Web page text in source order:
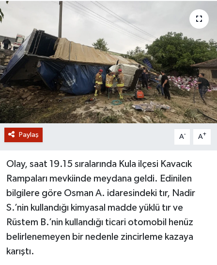
Paylaş A- A+
Olay, saat 19.15 sıralarında Kula ilçesi Kavacık
Rampaları mevkiinde meydana geldi. Edinilen
bilgilere göre Osman A. idaresindeki tır, Nadir
S.’nin kullandığı kimyasal madde yüklü tır ve
Rüstem B.’nin kullandığı ticari otomobil henüz
belirlenemeyen bir nedenle zincirleme kazaya
karıştı.
İLETİŞİM